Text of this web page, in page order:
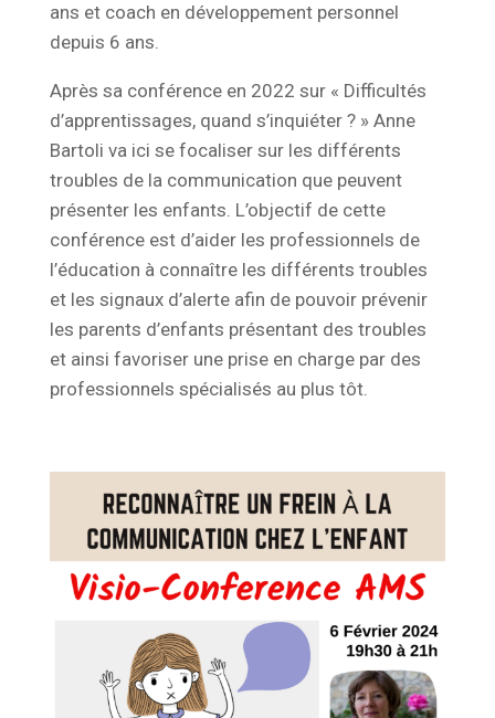
ans et coach en développement personnel
depuis 6 ans.
Après sa conférence en 2022 sur « Difficultés
d’apprentissages, quand s’inquiéter ? » Anne
Bartoli va ici se focaliser sur les différents
troubles de la communication que peuvent
présenter les enfants. L’objectif de cette
conférence est d’aider les professionnels de
l’éducation à connaître les différents troubles
et les signaux d’alerte afin de pouvoir prévenir
les parents d’enfants présentant des troubles
et ainsi favoriser une prise en charge par des
professionnels spécialisés au plus tôt.